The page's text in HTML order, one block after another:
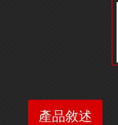
產品敘述